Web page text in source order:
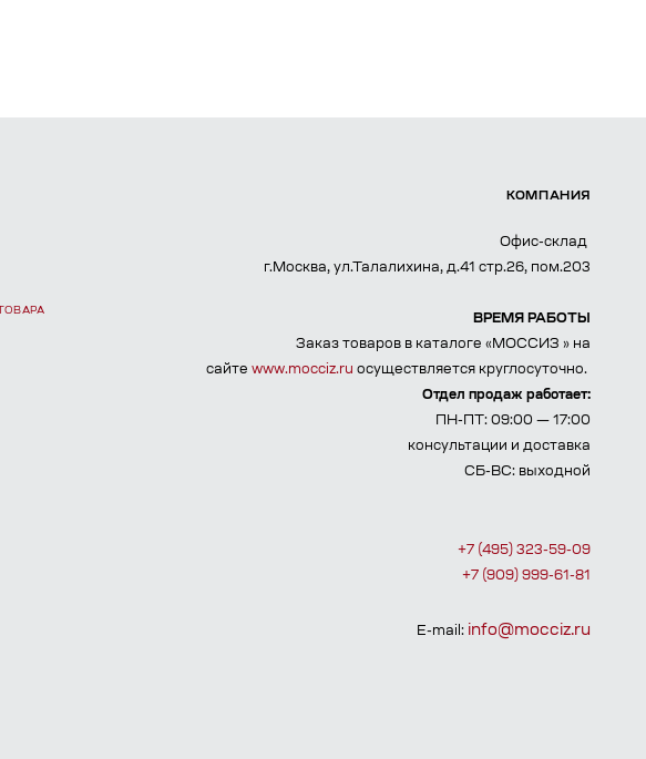
КОМПАНИЯ
Офис-склад
г.Москва, ул.Талалихина, д.41 стр.26, пом.203
ВРЕМЯ РАБОТЫ
Заказ товаров в каталоге «МОССИЗ » на
сайте www.mocciz.ru осуществляется круглосуточно.
Отдел продаж работает:
ПН-ПТ: 09:00 — 17:00
консультации и доставка
СБ-ВС: выходной
+7 (495) 323-59-09
+7 (909) 999-61-81
E-mail: info@mocciz.ru